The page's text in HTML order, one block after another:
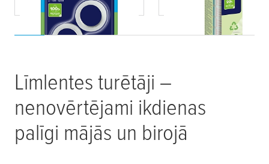
Līmlentes turētāji –
nenovērtējami ikdienas
palīgi mājās un birojā